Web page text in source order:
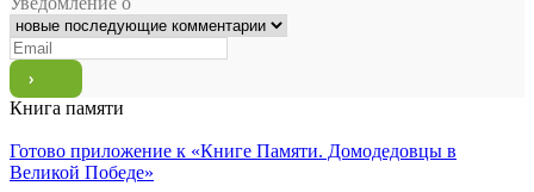
Книга памяти
Готово приложение к «Книге Памяти. Домодедовцы в
Великой Победе»